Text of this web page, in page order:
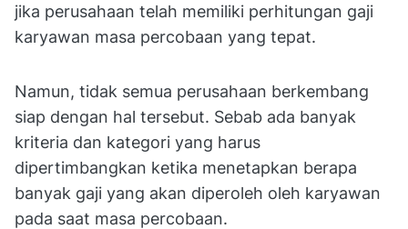
jika perusahaan telah memiliki perhitungan gaji
karyawan masa percobaan yang tepat.
Namun, tidak semua perusahaan berkembang
siap dengan hal tersebut. Sebab ada banyak
kriteria dan kategori yang harus
dipertimbangkan ketika menetapkan berapa
banyak gaji yang akan diperoleh oleh karyawan
pada saat masa percobaan.